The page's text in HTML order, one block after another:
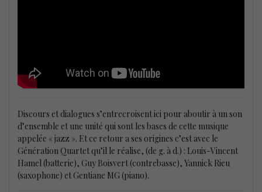
Discours et dialogues s’entrecroisent ici pour aboutir à un son
d’ensemble et une unité qui sont les bases de cette musique
appelée « jazz ». Et ce retour a ses origines c’est avec le
Génération Quartet qu’il le réalise, (de g. à d.) : Louis-Vincent
Hamel (batterie), Guy Boisvert (contrebasse), Yannick Rieu
(saxophone) et Gentiane MG (piano).